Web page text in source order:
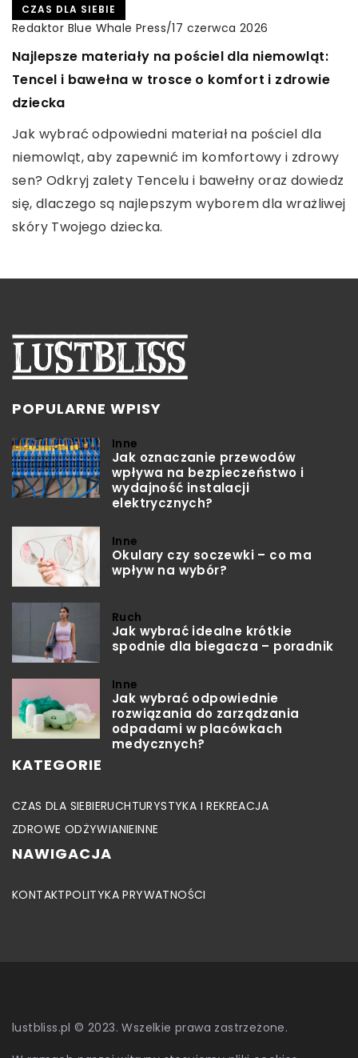
TURYSTYKA I REKREACJA
Redaktor Blue Whale Press/22 lutego 2024
Porady na udane wakacje samolotem – jak
zaplanować i co spakować?
Planowanie podróży samolotem i pakowanie
bagażu mogą wydawać się skomplikowane, ale
dzięki naszym sprawdzonym radom każda podróż
będzie udana. Przygotowując się do wakacji warto
znać kilka sztuczek, które pomogą w organizacji
wyjazdu.
CZAS DLA SIEBIE
Redaktor Blue Whale Press/17 czerwca 2026
Najlepsze materiały na pościel dla niemowląt:
Tencel i bawełna w trosce o komfort i zdrowie
dziecka
Jak wybrać odpowiedni materiał na pościel dla
niemowląt, aby zapewnić im komfortowy i zdrowy
sen? Odkryj zalety Tencelu i bawełny oraz dowiedz
się, dlaczego są najlepszym wyborem dla wrażliwej
skóry Twojego dziecka.
INNE
Redaktor Blue Whale Press/ 8 października 2023
Jak wybrać idealne okulary przeciwsłoneczne
dla kształtu twojej twarzy
Podpowiadamy, jak dobrać okulary
przeciwsłoneczne, które podkreślą atuty twojego
kształtu twarzy. Dowiedz się, jakie modele będą dla
ciebie idealne.
POPULARNE WPISY
Inne
Jak oznaczanie przewodów
wpływa na bezpieczeństwo i
wydajność instalacji
elektrycznych?
Inne
Okulary czy soczewki – co ma
wpływ na wybór?
Ruch
Jak wybrać idealne krótkie
spodnie dla biegacza – poradnik
Inne
Jak wybrać odpowiednie
rozwiązania do zarządzania
odpadami w placówkach
medycznych?
KATEGORIE
CZAS DLA SIEBIERUCHTURYSTYKA I REKREACJA
ZDROWE ODŻYWIANIEINNE
NAWIGACJA
KONTAKTPOLITYKA PRYWATNOŚCI
lustbliss.pl © 2023. Wszelkie prawa zastrzeżone.